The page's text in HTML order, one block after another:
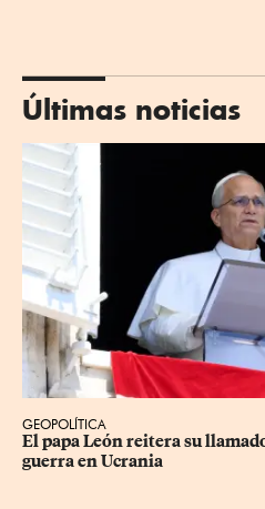
Últimas noticias
GEOPOLÍTICA
El papa León reitera su
guerra en Ucrania